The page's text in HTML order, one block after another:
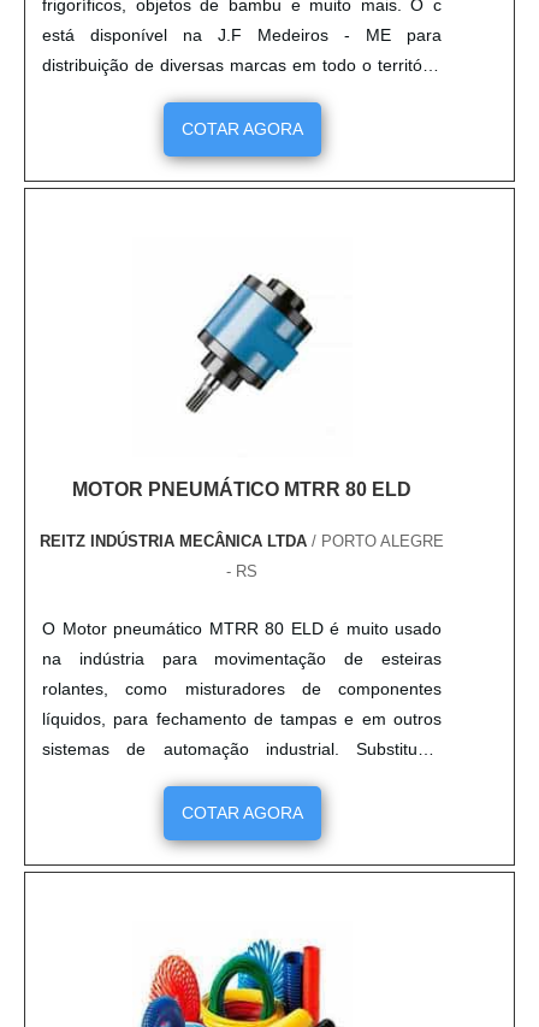
frigoríficos, objetos de bambu e muito mais. O c
está disponível na J.F Medeiros - ME para
distribuição de diversas marcas em todo o território
nacional. Características diferenciadas estão
presentes na estruturação do pinador pneumático
como consumo de ar: 0,45L golpe, uso pinos F de
10 a 32 mm, Consumo de ar: 0,45L golpe. Para
COTAR AGORA
MOTOR PNEUMÁTICO MTRR 80 ELD
REITZ INDÚSTRIA MECÂNICA LTDA / PORTO ALEGRE
- RS
O Motor pneumático MTRR 80 ELD é muito usado
na indústria para movimentação de esteiras
rolantes, como misturadores de componentes
líquidos, para fechamento de tampas e em outros
sistemas de automação industrial. Substituem
motores de outras tecnologias como, por exemplo,
os elétricos. O Motor pneumático MTRR 80 ELD é
leve, compactos, muito mais duráveis e seguros,
uma vez que não queimam e não estão sujeitos a
COTAR AGORA